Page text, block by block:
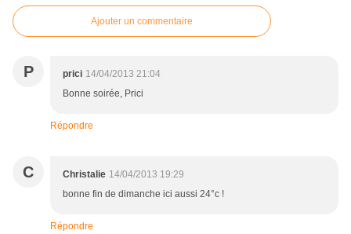
Ajouter un commentaire
P prici 14/04/2013 21:04
Bonne soirée, Prici
Répondre
C Christalie 14/04/2013 19:29
bonne fin de dimanche ici aussi 24°c !
Répondre